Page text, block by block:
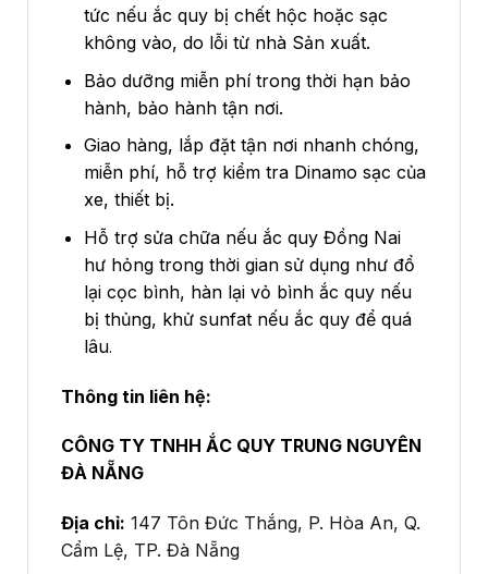
tức nếu ắc quy bị chết hộc hoặc sạc
không vào, do lỗi từ nhà Sản xuất.
Bảo dưỡng miễn phí trong thời hạn bảo
hành, bảo hành tận nơi.
Giao hàng, lắp đặt tận nơi nhanh chóng,
miễn phí, hỗ trợ kiểm tra Dinamo sạc của
xe, thiết bị.
Hỗ trợ sửa chữa nếu ắc quy Đồng Nai
hư hỏng trong thời gian sử dụng như đổ
lại cọc bình, hàn lại vỏ bình ắc quy nếu
bị thủng, khử sunfat nếu ắc quy để quá
lâu.
Thông tin liên hệ:
CÔNG TY TNHH ẮC QUY TRUNG NGUYÊN
ĐÀ NẴNG
Địa chỉ: 147 Tôn Đức Thắng, P. Hòa An, Q.
Cẩm Lệ, TP. Đà Nẵng